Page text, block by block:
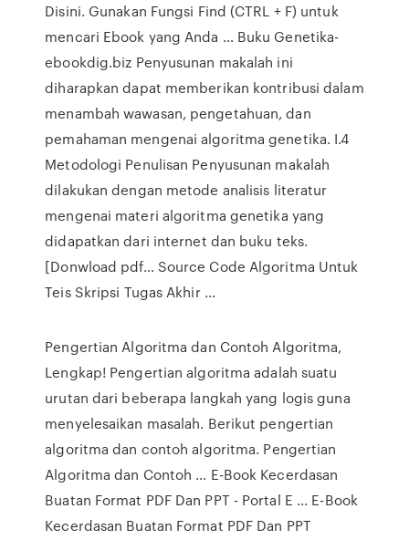
Disini. Gunakan Fungsi Find (CTRL + F) untuk
mencari Ebook yang Anda … Buku Genetika-
ebookdig.biz Penyusunan makalah ini
diharapkan dapat memberikan kontribusi dalam
menambah wawasan, pengetahuan, dan
pemahaman mengenai algoritma genetika. I.4
Metodologi Penulisan Penyusunan makalah
dilakukan dengan metode analisis literatur
mengenai materi algoritma genetika yang
didapatkan dari internet dan buku teks.
[Donwload pdf… Source Code Algoritma Untuk
Teis Skripsi Tugas Akhir ...
Pengertian Algoritma dan Contoh Algoritma,
Lengkap! Pengertian algoritma adalah suatu
urutan dari beberapa langkah yang logis guna
menyelesaikan masalah. Berikut pengertian
algoritma dan contoh algoritma. Pengertian
Algoritma dan Contoh … E-Book Kecerdasan
Buatan Format PDF Dan PPT - Portal E ... E-Book
Kecerdasan Buatan Format PDF Dan PPT